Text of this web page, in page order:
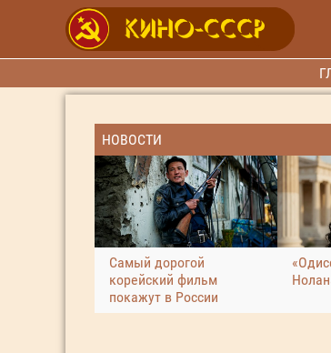
НОВОСТИ
Самый дорогой
корейский фильм
покажут в России